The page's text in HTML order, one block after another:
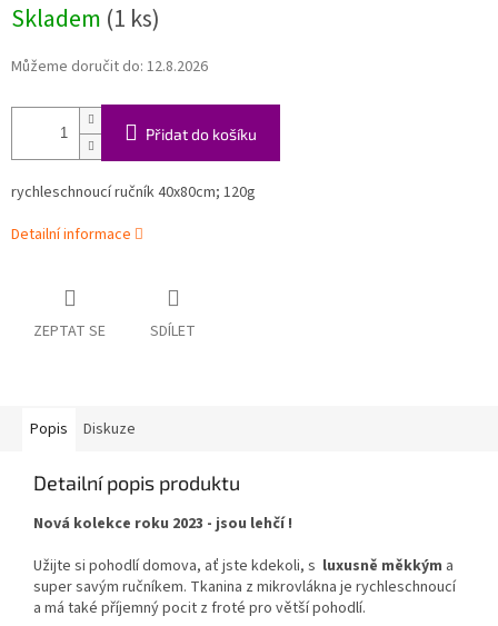
cena:
Skladem (1 ks)
Můžeme doručit do: 12.8.2026
Přidat do košíku
rychleschnoucí ručník40x80cm; 120g
Detailní informace
ZEPTAT SE SDÍLET
Popis Diskuze
Detailní popis produktu
Nová kolekce roku 2023 - jsou lehčí !
Užijte si pohodlí domova, ať jste kdekoli, s luxusně měkkým a
super savým ručníkem. Tkanina z mikrovlákna je rychleschnoucí
a má také příjemný pocit z froté pro větší pohodlí.